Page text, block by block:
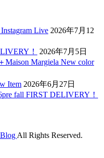
Live 2026年7月12
！
2026年7月5日
Margiela New color
Item 2026年6月27日
fall FIRST DELIVERY！
All Rights Reserved.